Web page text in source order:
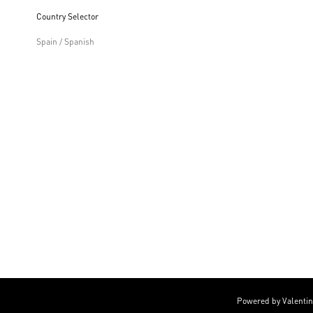
Country Selector
Spain / Spanish
Powered by